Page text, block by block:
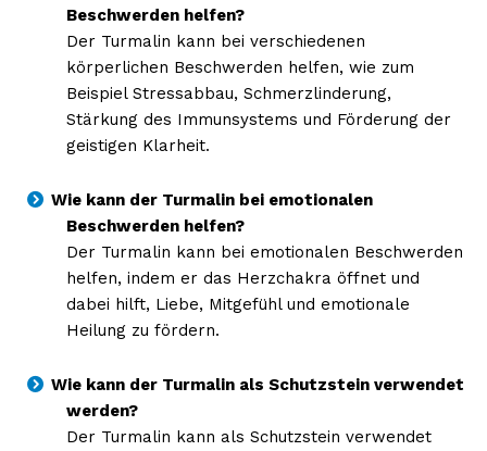
Beschwerden helfen?
Der Turmalin kann bei verschiedenen
körperlichen Beschwerden helfen, wie zum
Beispiel Stressabbau, Schmerzlinderung,
Stärkung des Immunsystems und Förderung der
geistigen Klarheit.
Wie kann der Turmalin bei emotionalen
Beschwerden helfen?
Der Turmalin kann bei emotionalen Beschwerden
helfen, indem er das Herzchakra öffnet und
dabei hilft, Liebe, Mitgefühl und emotionale
Heilung zu fördern.
Wie kann der Turmalin als Schutzstein verwendet
werden?
Der Turmalin kann als Schutzstein verwendet